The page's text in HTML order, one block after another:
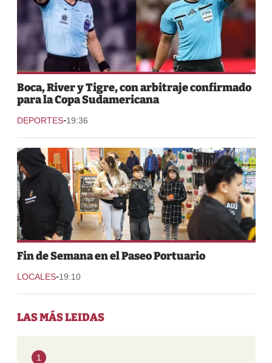
Boca, River y Tigre, con arbitraje confirmado
para la Copa Sudamericana
DEPORTES-19:36
Fin de Semana en el Paseo Portuario
LOCALES-19:10
LAS MÁS LEIDAS
1